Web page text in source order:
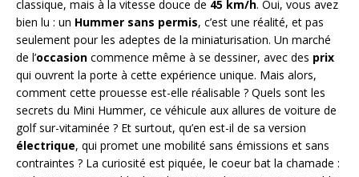
classique, mais à la vitesse douce de 45 km/h. Oui, vous avez
bien lu : un Hummer sans permis, c’est une réalité, et pas
seulement pour les adeptes de la miniaturisation. Un marché
de l’occasion commence même à se dessiner, avec des prix
qui ouvrent la porte à cette expérience unique. Mais alors,
comment cette prouesse est-elle réalisable ? Quels sont les
secrets du Mini Hummer, ce véhicule aux allures de voiture de
golf sur-vitaminée ? Et surtout, qu’en est-il de sa version
électrique, qui promet une mobilité sans émissions et sans
contraintes ? La curiosité est piquée, le coeur bat la chamade :